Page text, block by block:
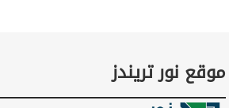
موقع نور تريندز